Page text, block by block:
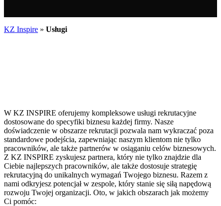
KZ Inspire » Usługi
W KZ INSPIRE oferujemy kompleksowe usługi rekrutacyjne
dostosowane do specyfiki biznesu każdej firmy. Nasze
doświadczenie w obszarze rekrutacji pozwala nam wykraczać poza
standardowe podejścia, zapewniając naszym klientom nie tylko
pracowników, ale także partnerów w osiąganiu celów biznesowych.
Z KZ INSPIRE zyskujesz partnera, który nie tylko znajdzie dla
Ciebie najlepszych pracowników, ale także dostosuje strategię
rekrutacyjną do unikalnych wymagań Twojego biznesu. Razem z
nami odkryjesz potencjał w zespole, który stanie się siłą napędową
rozwoju Twojej organizacji. Oto, w jakich obszarach jak możemy
Ci pomóc: